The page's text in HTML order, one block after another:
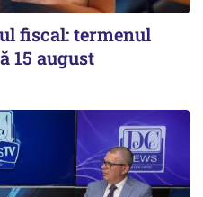
fiscal: termenul
15 august